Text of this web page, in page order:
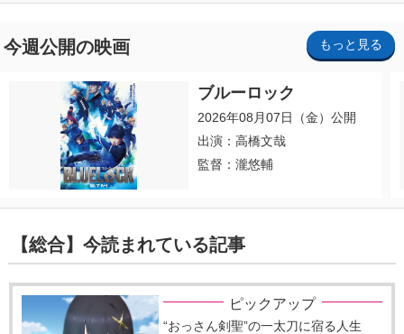
今週公開の映画 もっと見る
ブルーロック
2026年08月07日（金）公開
出演：高橋文哉
監督：瀧悠輔
【総合】今読まれている記事
ピックアップ
“おっさん剣聖”の一太刀に宿る人生